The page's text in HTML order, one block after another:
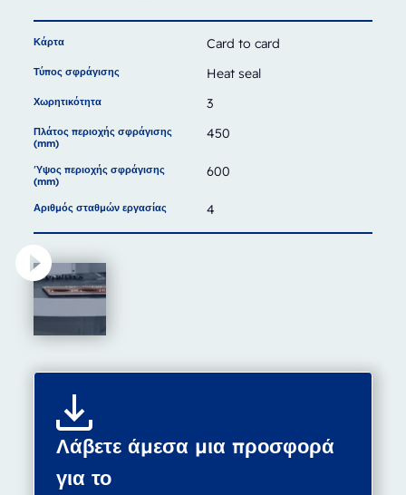
Κάρτα Card to card
Τύπος σφράγισης Heat seal
Χωρητικότητα 3
Πλάτος περιοχής σφράγισης
(mm)
450
Ύψος περιοχής σφράγισης
(mm)
600
Αριθμός σταθμών εργασίας 4
Λάβετε άμεσα μια προσφορά
για το